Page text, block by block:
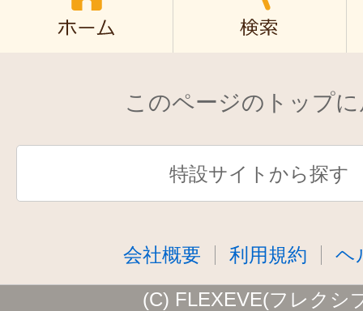
このページのトップ
特設サイトから探す
会社概要 利用規約 ヘ
(C) FLEXEVE(フレクシ